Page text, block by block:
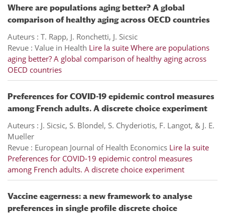
Where are populations aging better? A global
comparison of healthy aging across OECD countries
Auteurs : T. Rapp, J. Ronchetti, J. Sicsic
Revue : Value in Health Lire la suite Where are populations
aging better? A global comparison of healthy aging across
OECD countries
Preferences for COVID-19 epidemic control measures
among French adults. A discrete choice experiment
Auteurs : J. Sicsic, S. Blondel, S. Chyderiotis, F. Langot, & J. E.
Mueller
Revue : European Journal of Health Economics Lire la suite
Preferences for COVID-19 epidemic control measures
among French adults. A discrete choice experiment
Vaccine eagerness: a new framework to analyse
preferences in single profile discrete choice